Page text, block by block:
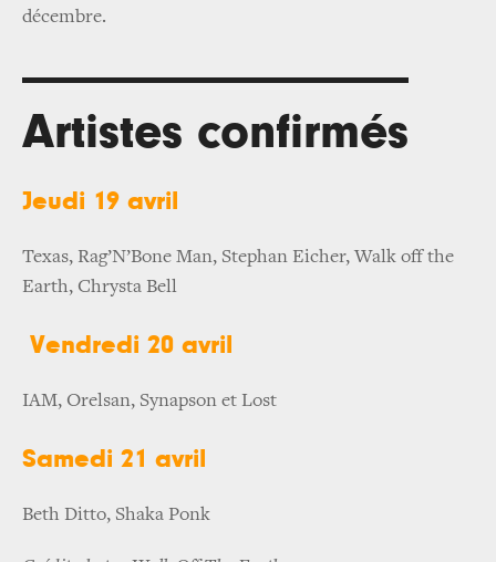
décembre.
Artistes confirmés
Jeudi 19 avril
Texas, Rag’N’Bone Man, Stephan Eicher, Walk off the
Earth, Chrysta Bell
Vendredi 20 avril
IAM, Orelsan, Synapson et Lost
Samedi 21 avril
Beth Ditto, Shaka Ponk